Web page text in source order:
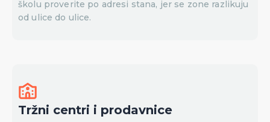
školu proverite po adresi stana, jer se zone razlikuju
od ulice do ulice.
Tržni centri i prodavnice